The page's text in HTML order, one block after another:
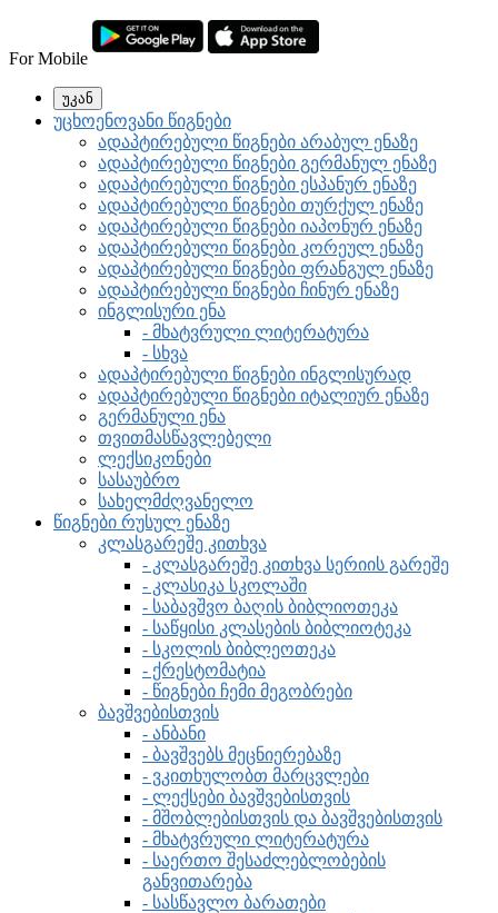
For Mobile
უკან
უცხოენოვანი წიგნები
ადაპტირებული წიგნები არაბულ ენაზე
ადაპტირებული წიგნები გერმანულ ენაზე
ადაპტირებული წიგნები ესპანურ ენაზე
ადაპტირებული წიგნები თურქულ ენაზე
ადაპტირებული წიგნები იაპონურ ენაზე
ადაპტირებული წიგნები კორეულ ენაზე
ადაპტირებული წიგნები ფრანგულ ენაზე
ადაპტირებული წიგნები ჩინურ ენაზე
ინგლისური ენა
- მხატვრული ლიტერატურა
- სხვა
ადაპტირებული წიგნები ინგლისურად
ადაპტირებული წიგნები იტალიურ ენაზე
გერმანული ენა
თვითმასწავლებელი
ლექსიკონები
სასაუბრო
სახელმძღვანელო
წიგნები რუსულ ენაზე
კლასგარეშე კითხვა
- კლასგარეშე კითხვა სერიის გარეშე
- კლასიკა სკოლაში
- საბავშვო ბაღის ბიბლიოთეკა
- საწყისი კლასების ბიბლიოტეკა
- სკოლის ბიბლეოთეკა
- ქრესტომატია
- წიგნები ჩემი მეგობრები
ბავშვებისთვის
- ანბანი
- ბავშვებს მეცნიერებაზე
- ვკითხულობთ მარცვლები
- ლექსები ბავშვებისთვის
- მშობლებისთვის და ბავშვებისთვის
- მხატვრული ლიტერატურა
- საერთო შესაძლებლობების
განვითარება
- სასწავლო ბარათები